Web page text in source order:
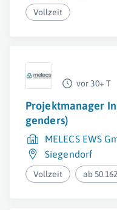
Vollzeit
vor 30+ T
Projektmanager
genders)
MELECS EWS
Siegendorf
Vollzeit ab